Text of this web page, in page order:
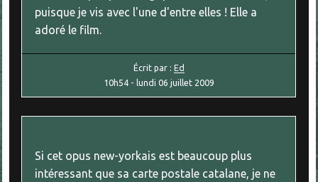
puisque je vis avec l'une d'entre elles ! Elle a
adoré le film.
Écrit par : Ed
10h54- lundi 06 juillet 2009
Si cet opus new-yorkais est beaucoup plus
intéressant que sa carte postale catalane, je ne